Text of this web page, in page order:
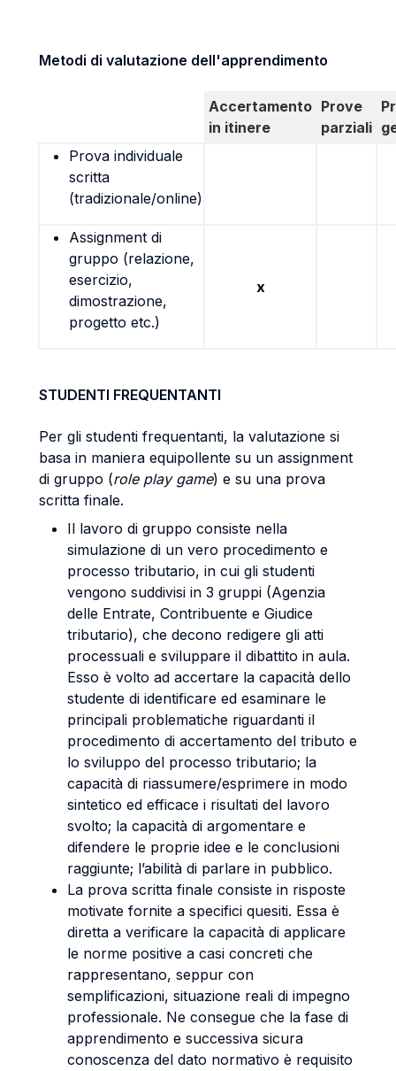
Metodi di valutazione dell'apprendimento
Accertamento
in itinere
Prove
parziali
Prova individuale
scritta
(tradizionale/online)
Assignment di
gruppo (relazione,
esercizio,
dimostrazione,
progetto etc.)
x
STUDENTI FREQUENTANTI
Per gli studenti frequentanti, la valutazione si
basa in maniera equipollente su un assignment
di gruppo (role play game) e su una prova
scritta finale.
Il lavoro di gruppo consiste nella
simulazione di un vero procedimento e
processo tributario, in cui gli studenti
vengono suddivisi in 3 gruppi (Agenzia
delle Entrate, Contribuente e Giudice
tributario), che decono redigere gli atti
processuali e sviluppare il dibattito in aula.
Esso è volto ad accertare la capacità dello
studente di identificare ed esaminare le
principali problematiche riguardanti il
procedimento di accertamento del tributo e
lo sviluppo del processo tributario; la
capacità di riassumere/esprimere in modo
sintetico ed efficace i risultati del lavoro
svolto; la capacità di argomentare e
difendere le proprie idee e le conclusioni
raggiunte; l’abilità di parlare in pubblico.
La prova scritta finale consiste in risposte
motivate fornite a specifici quesiti. Essa è
diretta a verificare la capacità di applicare
le norme positive a casi concreti che
rappresentano, seppur con
semplificazioni, situazione reali di impegno
professionale. Ne consegue che la fase di
apprendimento e successiva sicura
conoscenza del dato normativo è requisito